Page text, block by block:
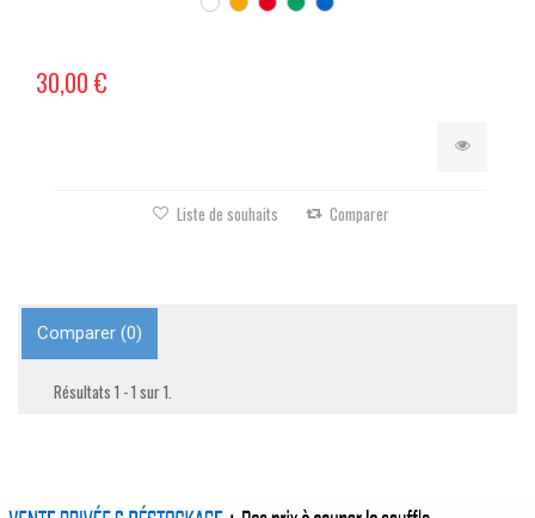
30,00 €
Liste de souhaits Comparer
Comparer (0)
Résultats 1 - 1 sur 1.